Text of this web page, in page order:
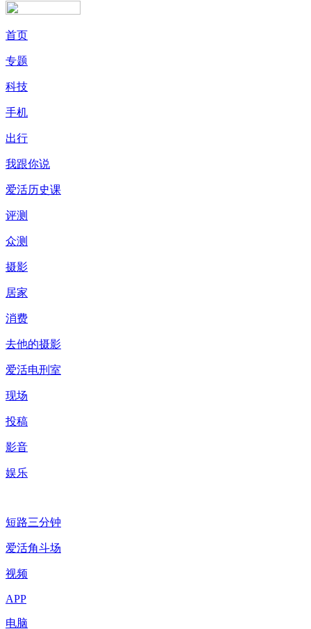
首页
专题
科技
手机
出行
我跟你说
爱活历史课
评测
众测
摄影
居家
消费
去他的摄影
爱活电刑室
现场
投稿
影音
娱乐
短路三分钟
爱活角斗场
视频
APP
电脑